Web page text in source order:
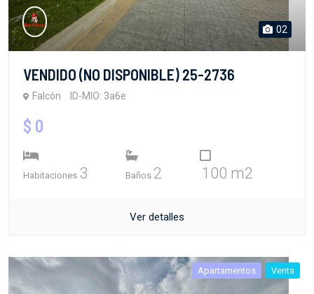
02
VENDIDO (NO DISPONIBLE) 25-2736
Falcón ID-MIO: 3a6e
$ 0
Habitaciones 3 Baños 2 100 m2
Ver detalles
Apartamentos Venta